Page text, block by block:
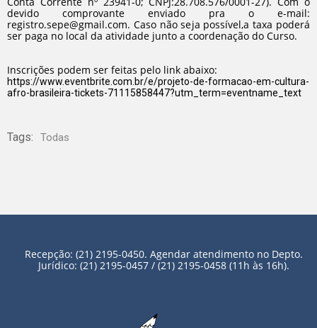
devido comprovante enviado pra o e-mail:
registro.sepe@gmail.com. Caso não seja possível,a taxa poderá
ser paga no local da atividade junto a coordenação do Curso.
Inscrições podem ser feitas pelo link abaixo:
https://www.eventbrite.com.br/e/projeto-de-formacao-em-cultura-
afro-brasileira-tickets-71115858447?utm_term=eventname_text
Tags: Todas
Recepção: (21) 2195-0450. Agendar atendimento no Depto.
Jurídico: (21) 2195-0457 / (21) 2195-0458 (11h às 16h).